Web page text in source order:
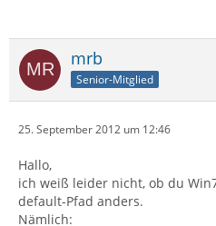
mrb
Senior-Mitglied
25. September 2012 um 12:46
Hallo,
ich weiß leider nicht, ob du
default-Pfad anders.
Nämlich: